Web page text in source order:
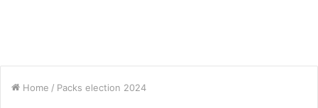
Home / Packs election 2024